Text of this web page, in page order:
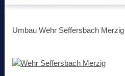
Umbau Wehr Seffersbach Merzig